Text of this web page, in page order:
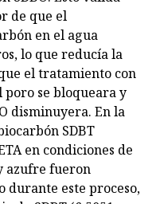
de que el
en el agua
lo que reducía la
el tratamiento con
poro se bloqueara y
disminuyera. En la
SDBT
en condiciones de
azufre fueron
durante este proceso,